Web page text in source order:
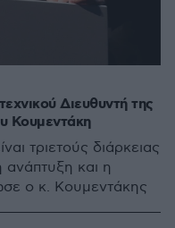
Διευθυντή της
Κουμεντάκη
τριετούς διάρκειας
ανάπτυξη και η
ο κ. Κουμεντάκης